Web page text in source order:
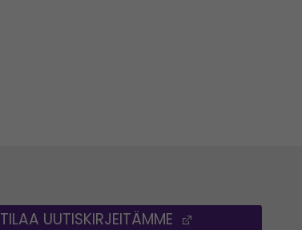
TILAA UUTISKIRJEITÄMME (AVAUTUU